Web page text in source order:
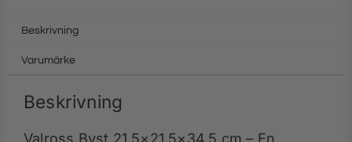
Beskrivning
Varumärke
Beskrivning
Valross Byst 21.5×21.5×34.5 cm – En